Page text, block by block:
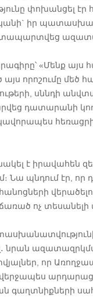
փոխանցել
իր
«Մենք այս
որոշումը մեծ
սննդի
դատարանի
է իրավահեն
Նա պնդում էր,
ոչ տեսանելի
նրան
որ
գաղտնիքների